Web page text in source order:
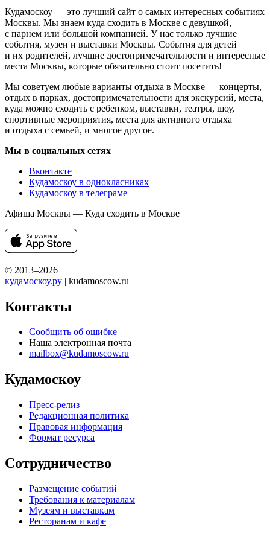
Кудамоскоу — это лучший сайт о самых интересных событиях
Москвы. Мы знаем куда сходить в Москве с девушкой,
с парнем или большой компанией. У нас только лучшие
события, музеи и выставки Москвы. События для детей
и их родителей, лучшие достопримечательности и интересные
места Москвы, которые обязательно стоит посетить!
Мы советуем любые варианты отдыха в Москве — концерты,
отдых в парках, достопримечательности для экскурсий, места,
куда можно сходить с ребенком, выставки, театры, шоу,
спортивные мероприятия, места для активного отдыха
и отдыха с семьей, и многое другое.
Мы в социальных сетях
Вконтакте
Кудамоскоу в однокласниках
Кудамоскоу в телеграме
Афиша Москвы — Куда сходить в Москве
© 2013–2026
кудамоскоу.ру | kudamoscow.ru
Контакты
Сообщить об ошибке
Наша электронная почта
mailbox@kudamoscow.ru
Кудамоскоу
Пресс-релиз
Редакционная политика
Правовая информация
Формат ресурса
Сотрудничество
Размещение событий
Требования к материалам
Музеям и выставкам
Ресторанам и кафе